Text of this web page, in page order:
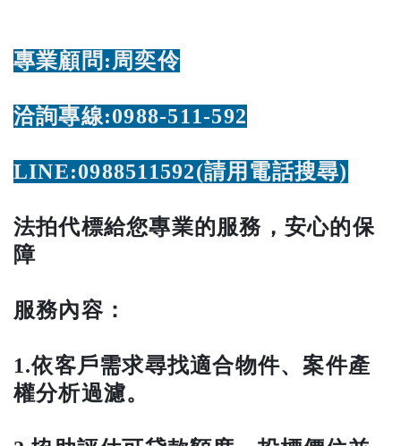
專業顧問:周奕伶
洽詢專線:0988-511-592
LINE:0988511592(請用電話搜尋)
法拍代標給您專業的服務，安心的保
障
服務內容：
1.依客戶需求尋找適合物件、案件產
權分析過濾。